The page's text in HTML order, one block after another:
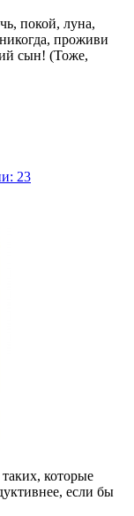
покой, луна,
проживи
сын! (Тоже,
23
которые
если бы